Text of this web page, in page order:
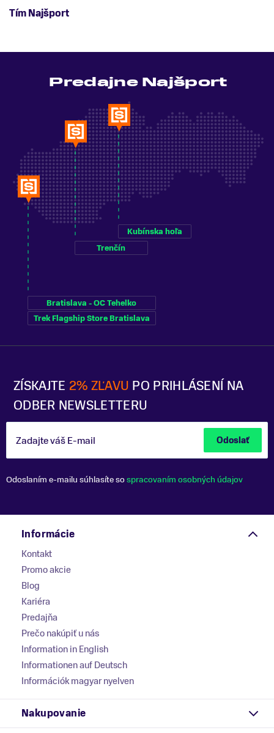
Tím Najšport
ZÍSKAJTE 2% ZĽAVU PO PRIHLÁSENÍ NA
ODBER NEWSLETTERU
Zadajte váš E-mail Odoslať
Odoslaním e-mailu súhlasíte sospracovaním osobných údajov
Predajne Najšport
Bratislava - OC Tehelko
Trek Flagship Store Bratislava
Trenčín
Kubínska hoľa
Informácie
Kontakt
Promo akcie
Blog
Kariéra
Predajňa
Prečo nakúpiť u nás
Information in English
Informationen auf Deutsch
Információk magyar nyelven
Nakupovanie